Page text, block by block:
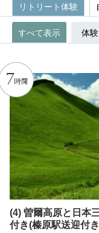
リトリート体験
すべて表示 体験
7時間
(4) 曽爾高原と日本
付き(榛原駅送迎付